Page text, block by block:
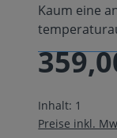
Kaum eine
Regulärer
Inhalt: 1
Preise inkl.